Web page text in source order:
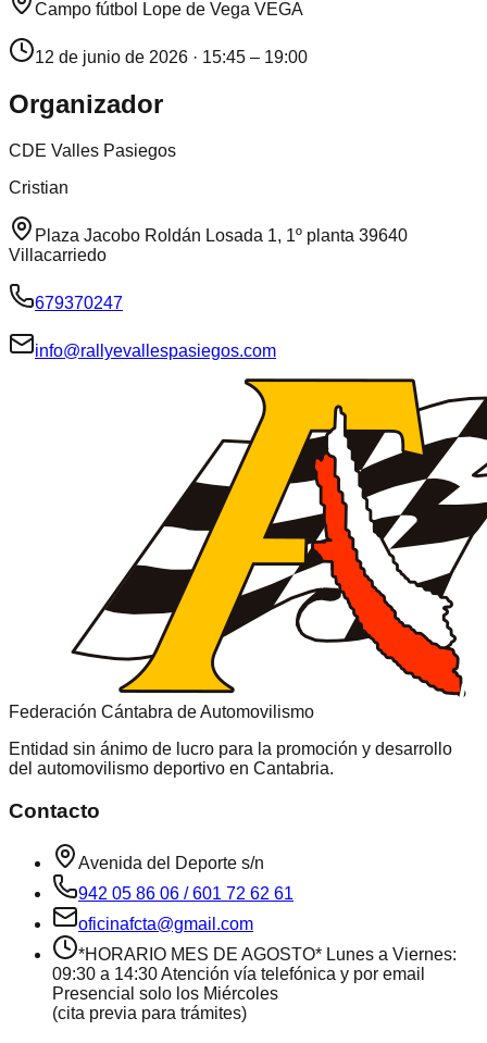
Campo fútbol Lope de Vega VEGA
12 de junio de 2026 · 15:45 – 19:00
Organizador
CDE Valles Pasiegos
Cristian
Plaza Jacobo Roldán Losada 1, 1º planta 39640
Villacarriedo
679370247
info@rallyevallespasiegos.com
Federación Cántabra de Automovilismo
Entidad sin ánimo de lucro para la promoción y desarrollo
del automovilismo deportivo en Cantabria.
Contacto
Avenida del Deporte s/n
942 05 86 06 / 601 72 62 61
oficinafcta@gmail.com
*HORARIO MES DE AGOSTO* Lunes a Viernes:
09:30 a 14:30 Atención vía telefónica y por email
Presencial solo los Miércoles
(cita previa para trámites)